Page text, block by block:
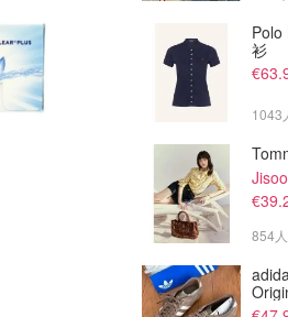
€21.99
1 Day ACUVUE MOIST日抛
Polo
衫
1043
854
棕色